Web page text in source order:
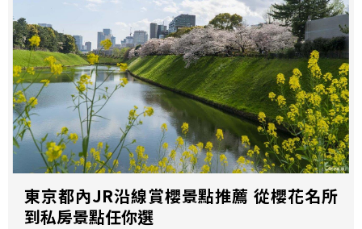
東京都內JR沿線賞櫻景點推薦 從櫻花名所
到私房景點任你選